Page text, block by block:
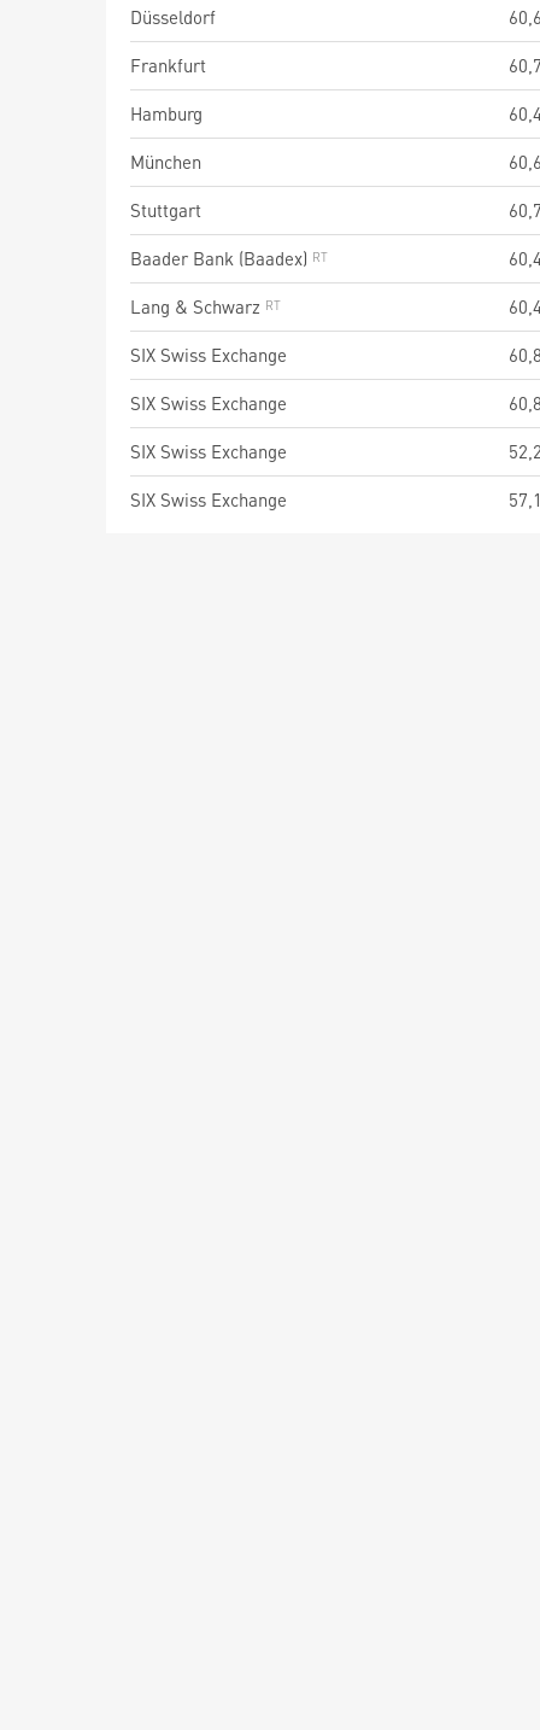
Düsseldorf
Frankfurt
Hamburg
München
Stuttgart
Baader Bank (Baadex)
Lang & Schwarz
SIX Swiss Exchange
SIX Swiss Exchange
SIX Swiss Exchange
SIX Swiss Exchange